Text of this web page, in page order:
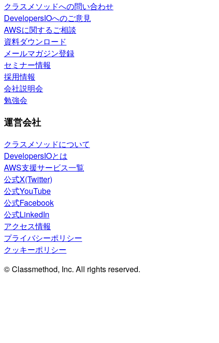
クラスメソッドへの問い合わせ
DevelopersIOへのご意見
AWSに関するご相談
資料ダウンロード
メールマガジン登録
セミナー情報
採用情報
会社説明会
勉強会
運営会社
クラスメソッドについて
DevelopersIOとは
AWS支援サービス一覧
公式X(Twitter)
公式YouTube
公式Facebook
公式LinkedIn
アクセス情報
プライバシーポリシー
クッキーポリシー
© Classmethod, Inc. All rights reserved.